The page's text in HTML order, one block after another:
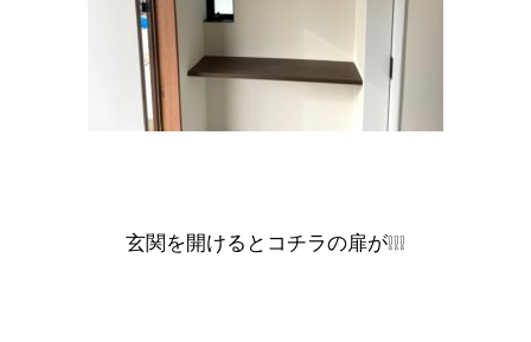
玄関を開けるとコチラの扉が❕❕❕